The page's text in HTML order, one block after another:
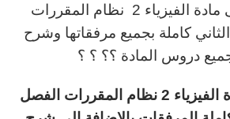
كيف تحصل على مادة الفيزياء 2 نظام المقررات
كاملة بجميع مرفقاتها وشرح
دروس المادة ؟؟ ؟ ؟
للحصول على مادة الفيزياء 2 نظام المقررات الفصل